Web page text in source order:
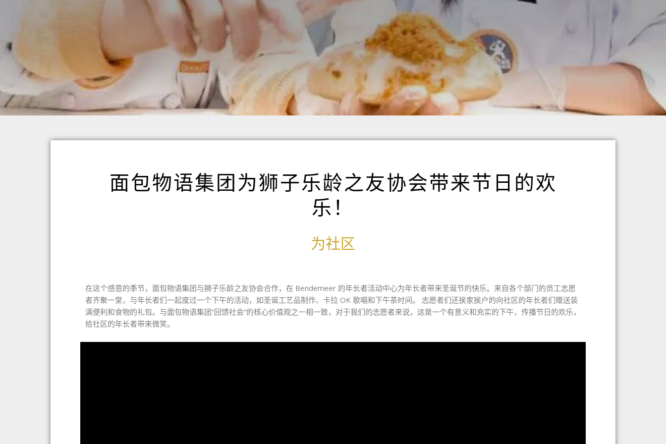
面包物语集团为狮子乐龄之友协会带来节日的欢
乐！
为社区
在这个感恩的季节，面包物语集团与狮子乐龄之友协会合作，在 Bendemeer 的年长者活动中心为年长者带来圣诞节的快乐。来自各个部门的员工志愿
者齐聚一堂，与年长者们一起度过一个下午的活动，如圣诞工艺品制作、卡拉 OK 歌唱和下午茶时间。 志愿者们还挨家挨户的向社区的年长者们赠送装
满便利和食物的礼包。与面包物语集团“回馈社会”的核心价值观之一相一致，对于我们的志愿者来说，这是一个有意义和充实的下午，传播节日的欢乐，
给社区的年长者带来微笑。